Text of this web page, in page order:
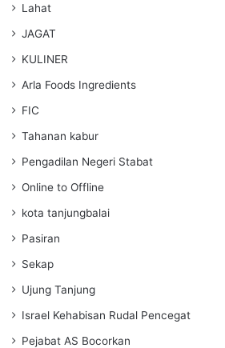
Lahat
JAGAT
KULINER
Arla Foods Ingredients
FIC
Tahanan kabur
Pengadilan Negeri Stabat
Online to Offline
kota tanjungbalai
Pasiran
Sekap
Ujung Tanjung
Israel Kehabisan Rudal Pencegat
Pejabat AS Bocorkan